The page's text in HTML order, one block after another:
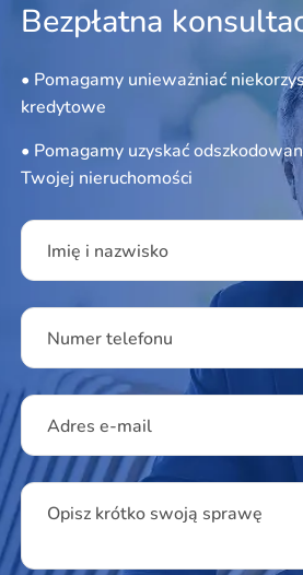
Bezpłatna
• Pomagamy unieważniać
kredytowe
• Pomagamy uzyskać
Twojej nieruchomości
Please leave this field empty.
Imię i nazwisko
Numer telefonu
Adres e-mail
Opisz krótko swoją sprawę